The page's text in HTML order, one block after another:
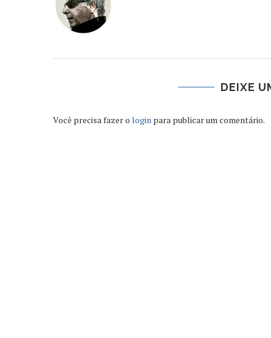
DEIXE
Você precisa fazer o login para publicar um comentário.